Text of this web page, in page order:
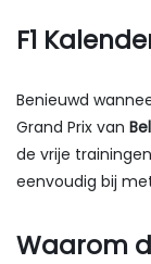
F1
Benieuwd
Grand Prix van
de vrije
eenvoudig bij
Waarom